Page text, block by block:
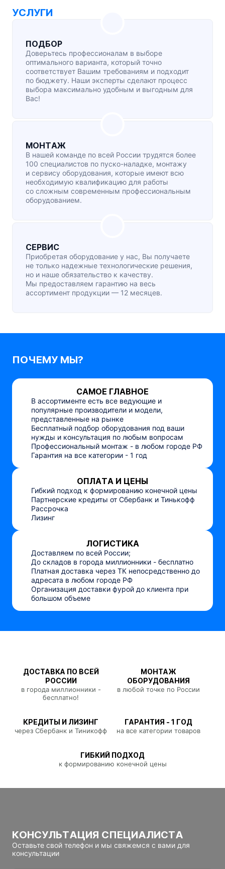
УСЛУГИ
ПОДБОР
Доверьтесь профессионалам в выборе
оптимального варианта, который точно
соответствует Вашим требованиям и подходит
по бюджету. Наши эксперты сделают процесс
выбора максимально удобным и выгодным для
Вас!
МОНТАЖ
В нашей команде по всей России трудятся более
100 специалистов по пуско-наладке, монтажу
и сервису оборудования, которые имеют всю
необходимую квалификацию для работы
со сложным современным профессиональным
оборудованием.
СЕРВИС
Приобретая оборудование у нас, Вы получаете
не только надежные технологические решения,
но и наше обязательство к качеству.
Мы предоставляем гарантию на весь
ассортимент продукции — 12 месяцев.
ПОЧЕМУ МЫ?
САМОЕ ГЛАВНОЕ
В ассортименте есть все ведующие и
популярные производители и модели,
представленные на рынке
Бесплатный подбор оборудования под ваши
нужды и консультация по любым вопросам
Профессиональный монтаж - в любом городе РФ
Гарантия на все категории - 1 год
ОПЛАТА И ЦЕНЫ
Гибкий подход к формированию конечной цены
Партнерские кредиты от Сбербанк и Тинькофф
Рассрочка
Лизинг
ЛОГИСТИКА
Доставляем по всей России;
До складов в города миллионники - бесплатно
Платная доставка через ТК непосредственно до
адресата в любом городе РФ
Организация доставки фурой до клиента при
большом объеме
ДОСТАВКА ПО ВСЕЙ
РОССИИ
в города миллионники -
бесплатно!
МОНТАЖ
ОБОРУДОВАНИЯ
в любой точке по России
КРЕДИТЫ И ЛИЗИНГ
через Сбербанк и Тиникофф
ГАРАНТИЯ - 1 ГОД
на все категории товаров
ГИБКИЙ ПОДХОД
к формированию конечной цены
КОНСУЛЬТАЦИЯ СПЕЦИАЛИСТА
Оставьте свой телефон и мы свяжемся с вами для
консультации